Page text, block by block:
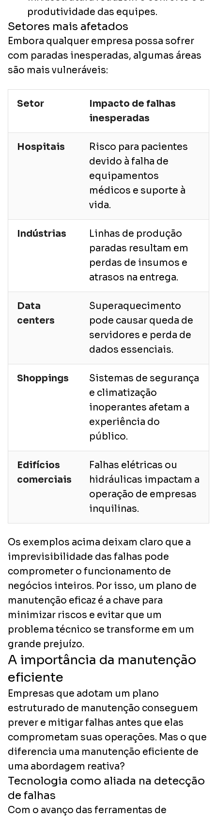
produtividade das equipes.
Setores mais afetados
Embora qualquer empresa possa sofrer
com paradas inesperadas, algumas áreas
são mais vulneráveis:
Setor
Impacto de falhas
inesperadas
Hospitais
Risco para pacientes
devido à falha de
equipamentos
médicos e suporte à
vida.
Indústrias
Linhas de produção
paradas resultam em
perdas de insumos e
atrasos na entrega.
Data
centers
Superaquecimento
pode causar queda de
servidores e perda de
dados essenciais.
Shoppings
Sistemas de segurança
e climatização
inoperantes afetam a
experiência do
público.
Edifícios
comerciais
Falhas elétricas ou
hidráulicas impactam a
operação de empresas
inquilinas.
Os exemplos acima deixam claro que a
imprevisibilidade das falhas pode
comprometer o funcionamento de
negócios inteiros. Por isso, um plano de
manutenção eficaz é a chave para
minimizar riscos e evitar que um
problema técnico se transforme em um
grande prejuízo.
A importância da manutenção
eficiente
Empresas que adotam um plano
estruturado de manutenção conseguem
prever e mitigar falhas antes que elas
comprometam suas operações. Mas o que
diferencia uma manutenção eficiente de
uma abordagem reativa?
Tecnologia como aliada na detecção
de falhas
Com o avanço das ferramentas de